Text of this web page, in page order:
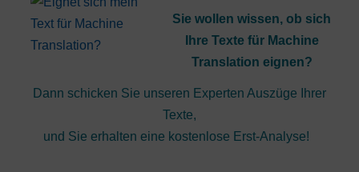
Sie wollen wissen, ob sich
Ihre Texte für Machine
Translation eignen?
Dann schicken Sie unseren Experten Auszüge Ihrer
Texte,
und Sie erhalten eine kostenlose Erst-Analyse!